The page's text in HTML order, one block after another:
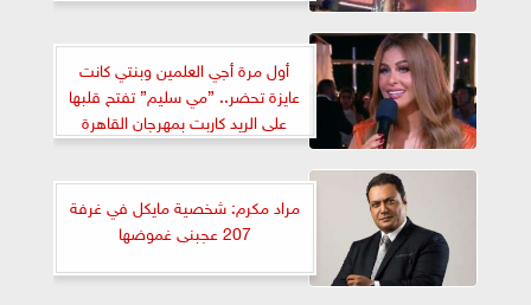
أول مرة أجي العلمين وبنتي كانت
عايزة تحضر.. ”مي سليم” تفتح قلبها
على الريد كاربت بمهرجان القاهرة
للدراما
مراد مكرم: شخصية مايكل في غرفة
207 عجبنى غموضها